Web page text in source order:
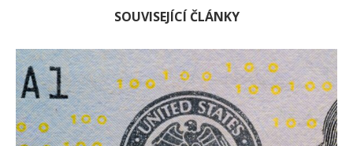
SOUVISEJÍCÍ ČLÁNKY